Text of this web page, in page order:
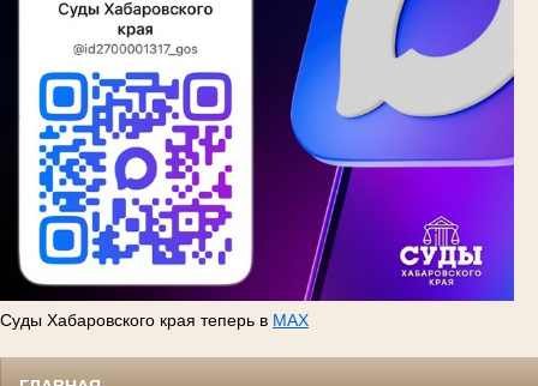
Суды Хабаровского края теперь в MAX